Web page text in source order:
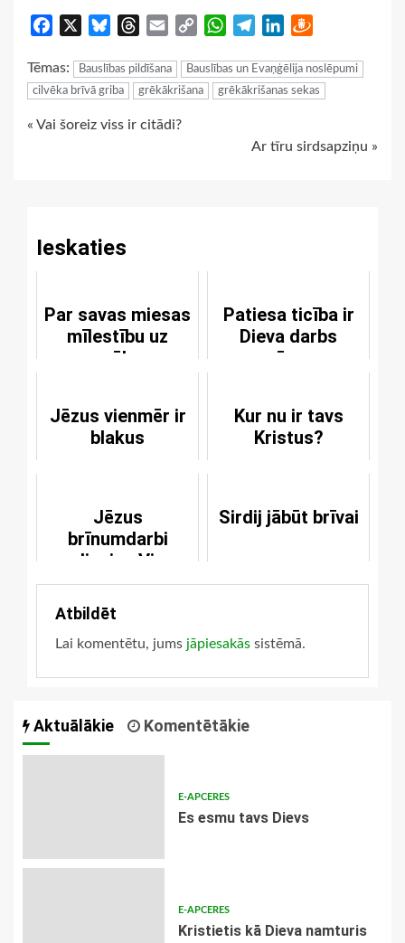
Facebook BlueskyThreads
Email
Copy
WhatsApp
TelegramLinkedIn
Tēmas: Bauslības pildīšana
Bauslības un Evaņģēlija noslēpumi
cilvēka brīvā griba
grēkākrišana grēkākrišanas sekas
Continue
« Vai šoreiz viss ir citādi?
Ar tīru sirdsapziņu »
Ieskaties
Par savas miesas
mīlestību uz
grēku
Patiesa ticība ir
Dieva darbs
mūsos
Jēzus vienmēr ir
blakus
Kur nu ir tavs
Kristus?
Jēzus
brīnumdarbi
apliecina Viņa
dievišķību
Sirdij jābūt brīvai
Atbildēt
Lai komentētu, jums jāpiesakās sistēmā.
Aktuālākie Komentētākie
E-APCERES
Es esmu tavs Dievs
E-APCERES
Kristietis kā Dieva namturis